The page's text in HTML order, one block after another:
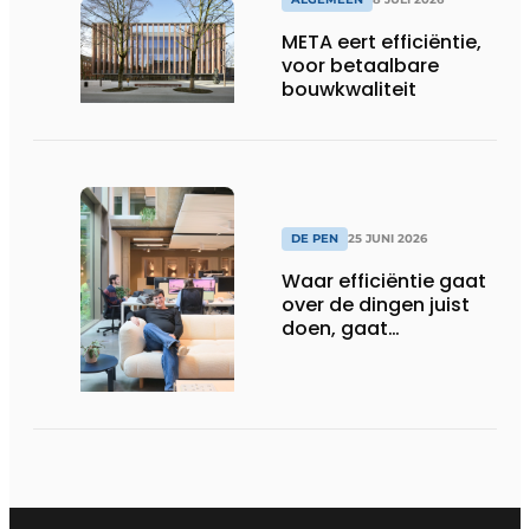
META eert efficiëntie,
voor betaalbare
bouwkwaliteit
DE PEN 25 JUNI 2026
Waar efficiëntie gaat
over de dingen juist
doen, gaat